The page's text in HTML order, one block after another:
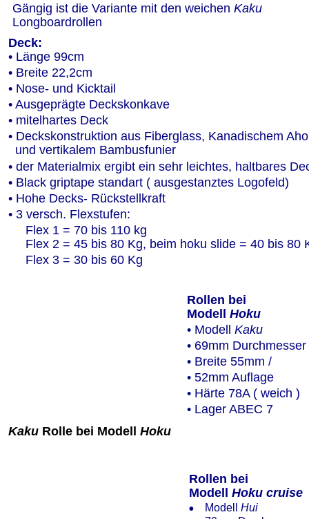
Deck:
• Länge 99cm
• Breite 22,2cm
• Nose- und Kicktail
• Ausgeprägte Deckskonkave
• mitelhartes Deck
• Deckskonstruktion aus Fiberglass, Kanadischem
  und vertikalem Bambusfunier
• der Materialmix ergibt ein sehr leichtes, haltbares
• Black griptape standart ( ausgestanztes Logofeld)
• Hohe Decks- Rückstellkraft
• 3 versch. Flexstufen:
     Flex 1 = 70 bis 110 kg
Flex 2 = 45 bis 80 Kg, beim hoku slide = 40 bis 80
     Flex 3 = 30 bis 60 Kg
Gängig ist die Variante mit den weichen Kaku
Longboardrollen
Rollen bei
Modell Hoku
• Modell Kaku
• 69mm Durchmesser
• Breite 55mm /
• 52mm Auflage
• Härte 78A ( weich )
• Lager ABEC 7
   Rollen bei
   Modell
Hoku cruise
• Modell Hui
Kaku Rolle bei Modell Hoku